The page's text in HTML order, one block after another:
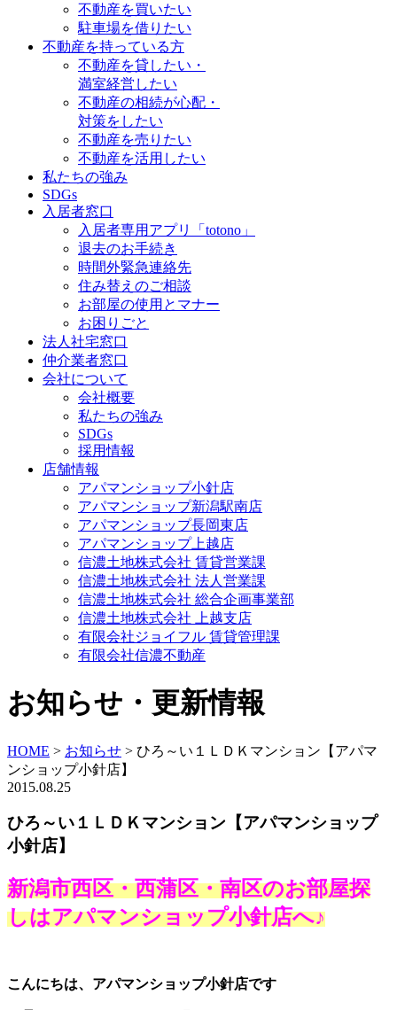
不動産を買いたい
駐車場を借りたい
不動産を持っている方
不動産を貸したい・
満室経営したい
不動産の相続が心配・
対策をしたい
不動産を売りたい
不動産を活用したい
私たちの強み
SDGs
入居者窓口
入居者専用アプリ「totono」
退去のお手続き
時間外緊急連絡先
住み替えのご相談
お部屋の使用とマナー
お困りごと
法人社宅窓口
仲介業者窓口
会社について
会社概要
私たちの強み
SDGs
採用情報
店舗情報
アパマンショップ小針店
アパマンショップ新潟駅南店
アパマンショップ長岡東店
アパマンショップ上越店
信濃土地株式会社 賃貸営業課
信濃土地株式会社 法人営業課
信濃土地株式会社 総合企画事業部
信濃土地株式会社 上越支店
有限会社ジョイフル 賃貸管理課
有限会社信濃不動産
お知らせ・更新情報
HOME > お知らせ > ひろ～い１ＬＤＫマンション【アパマ
ンショップ小針店】
2015.08.25
ひろ～い１ＬＤＫマンション【アパマンショップ
小針店】
新潟市西区・西蒲区・南区のお部屋探
しはアパマンショップ小針店へ♪
こんにちは、アパマンショップ小針店です